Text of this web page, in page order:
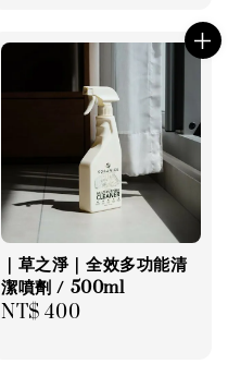
｜草之淨｜全效多功能清
潔噴劑 / 500ml
Regular
NT$ 400